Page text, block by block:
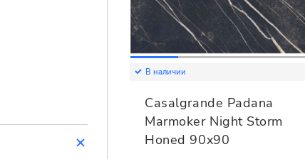
В наличии
Casalgrande Padana
Marmoker Night Storm
Honed 90x90